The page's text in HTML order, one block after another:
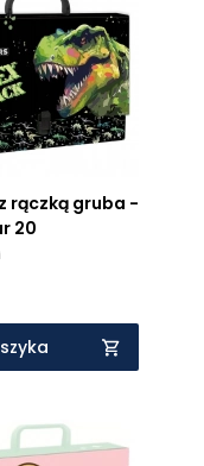
rączką gruba -
20